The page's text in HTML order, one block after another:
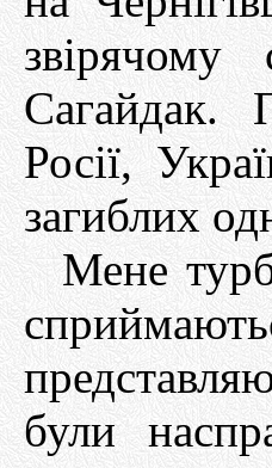
звірячому
Сагайдак.
Росії,
загиблих
Мене
були